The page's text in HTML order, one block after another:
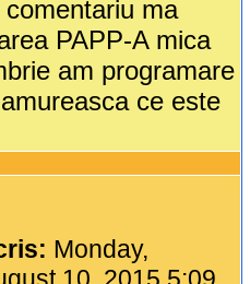
ma
PAPP-A mica
am programare
ce este
Monday,